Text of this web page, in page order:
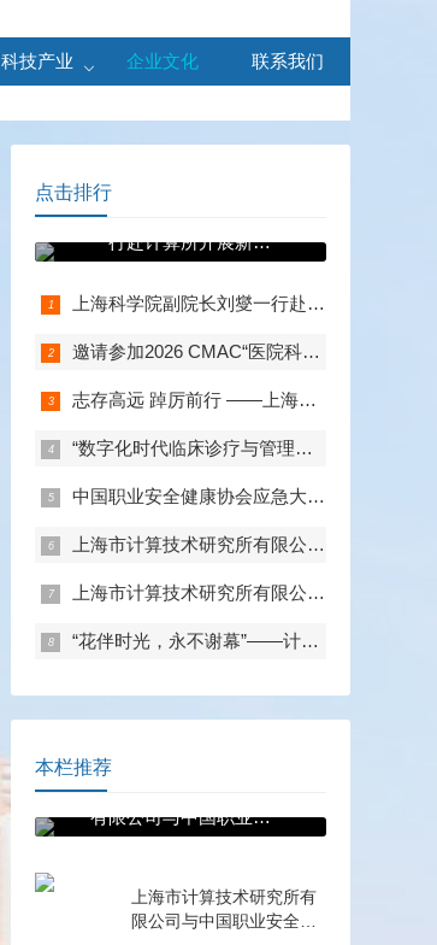
科技产业 企业文化 联系我们
点击排行
上海科学院副院长刘燮
一行赴计算所开展新春
调研
上海科学院副院长刘燮一行赴计算所开展新春调研
邀请参加2026 CMAC“医院科研数字化基础设施建设”专题展
志存高远 踔厉前行 ——上海市计算技术研究所有限公司 召开第一届四次职代会暨2025年总结表彰大会
“数字化时代临床诊疗与管理模式革新”交流会在京召开
中国职业安全健康协会应急大数据与人工智能安全技术专业委员会 2025年度工作会议成功举行
上海市计算技术研究所有限公司助力上海市中青年工程师创新创业大赛顺利举办
上海市计算技术研究所有限公司与上海市工业技术学校召开共建交流会
“花伴时光，永不谢幕”——计算所公司工会永生花制作活动
本栏推荐
上海市计算技术研究所
有限公司与中国职业安
全健康协会 签署战略合
上海市计算技术研究所有
限公司与中国职业安全健